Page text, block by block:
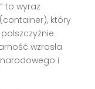
to wyraz
który
wzrosła
i